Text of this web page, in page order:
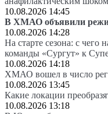
10.08.2026 14:45
В ХМАО объявили
10.08.2026 14:28
На старте сезона: с чего
команды «Сургут» к
10.08.2026 14:18
ХМАО вошел в число
10.08.2026 13:45
Какие локации
10.08.2026 13:18